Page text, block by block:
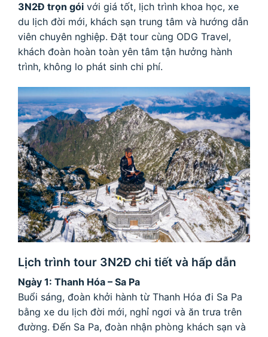
3N2Đ trọn gói với giá tốt, lịch trình khoa học, xe
du lịch đời mới, khách sạn trung tâm và hướng dẫn
viên chuyên nghiệp. Đặt tour cùng ODG Travel,
khách đoàn hoàn toàn yên tâm tận hưởng hành
trình, không lo phát sinh chi phí.
Lịch trình tour 3N2Đ chi tiết và hấp dẫn
Ngày 1: Thanh Hóa – Sa Pa
Buổi sáng, đoàn khởi hành từ Thanh Hóa đi Sa Pa
bằng xe du lịch đời mới, nghỉ ngơi và ăn trưa trên
đường. Đến Sa Pa, đoàn nhận phòng khách sạn và